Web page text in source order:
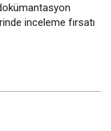
inceleme fırsatı